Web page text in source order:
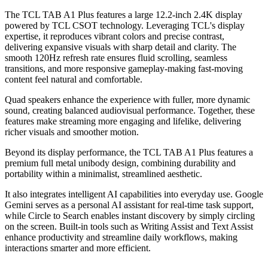
The TCL TAB A1 Plus features a large 12.2-inch 2.4K display
powered by TCL CSOT technology. Leveraging TCL's display
expertise, it reproduces vibrant colors and precise contrast,
delivering expansive visuals with sharp detail and clarity. The
smooth 120Hz refresh rate ensures fluid scrolling, seamless
transitions, and more responsive gameplay-making fast-moving
content feel natural and comfortable.
Quad speakers enhance the experience with fuller, more dynamic
sound, creating balanced audiovisual performance. Together, these
features make streaming more engaging and lifelike, delivering
richer visuals and smoother motion.
Beyond its display performance, the TCL TAB A1 Plus features a
premium full metal unibody design, combining durability and
portability within a minimalist, streamlined aesthetic.
It also integrates intelligent AI capabilities into everyday use. Google
Gemini serves as a personal AI assistant for real-time task support,
while Circle to Search enables instant discovery by simply circling
on the screen. Built-in tools such as Writing Assist and Text Assist
enhance productivity and streamline daily workflows, making
interactions smarter and more efficient.